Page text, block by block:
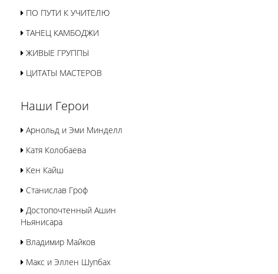
ПО ПУТИ К УЧИТЕЛЮ
ТАНЕЦ КАМБОДЖИ
ЖИВЫЕ ГРУППЫ
ЦИТАТЫ МАСТЕРОВ
Наши Герои
Арнольд и Эми Минделл
Катя Колобаева
Кен Кайш
Станислав Гроф
Достопочтенный Ашин
Ньянисара
Владимир Майков
Макс и Эллен Шупбах